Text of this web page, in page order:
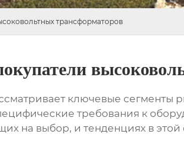
трансформаторов
ключевые
требования к
на выбор, и тенденциях в этой